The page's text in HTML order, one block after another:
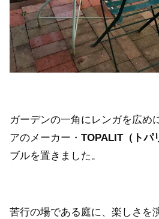
ガーデンの一角にレンガを広め
アのメーカー・ TOPALIT（トパ
ブルを置きました。
苦行の場である庭に、楽しさを